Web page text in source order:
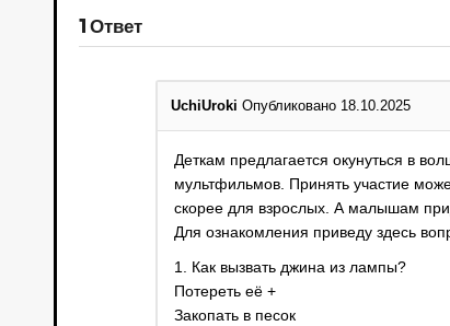
1Ответ
UchiUroki Опубликовано 18.10.2025
Деткам предлагается окунуться в
мультфильмов. Принять участие
скорее для взрослых. А малышам
Для ознакомления приведу здесь
1. Как вызвать джина из лампы?
Потереть её +
Закопать в песок